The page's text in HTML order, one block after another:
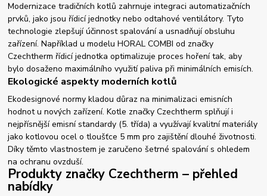
Modernizace tradičních kotlů zahrnuje integraci automatizačních
prvků, jako jsou řídicí jednotky nebo odtahové ventilátory. Tyto
technologie zlepšují účinnost spalování a usnadňují obsluhu
zařízení. Například u modelu HORAL COMBI od značky
Czechtherm řídicí jednotka optimalizuje proces hoření tak, aby
bylo dosaženo maximálního využití paliva při minimálních emisích.
Ekologické aspekty moderních kotlů
Ekodesignové normy kladou důraz na minimalizaci emisních
hodnot u nových zařízení. Kotle značky Czechtherm splňují i
nejpřísnější emisní standardy (5. třída) a využívají kvalitní materiály
jako kotlovou ocel o tloušťce 5 mm pro zajištění dlouhé životnosti.
Díky těmto vlastnostem je zaručeno šetrné spalování s ohledem
na ochranu ovzduší.
Produkty značky Czechtherm – přehled
nabídky